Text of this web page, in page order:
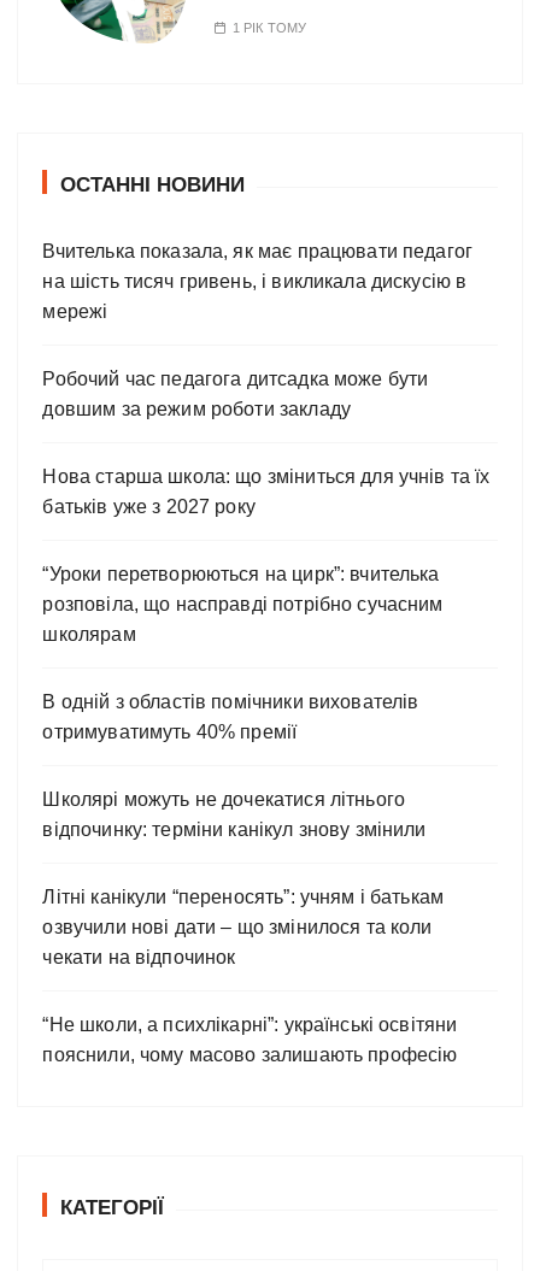
1 РІК ТОМУ
ОСТАННІ НОВИНИ
Вчителька показала, як має працювати педагог
на шість тисяч гривень, і викликала дискусію в
мережі
Робочий час педагога дитсадка може бути
довшим за режим роботи закладу
Нова старша школа: що зміниться для учнів та їх
батьків уже з 2027 року
“Уроки перетворюються на цирк”: вчителька
розповіла, що насправді потрібно сучасним
школярам
В одній з областів помічники вихователів
отримуватимуть 40% премії
Школярі можуть не дочекатися літнього
відпочинку: терміни канікул знову змінили
Літні канікули “переносять”: учням і батькам
озвучили нові дати – що змінилося та коли
чекати на відпочинок
“Не школи, а психлікарні”: українські освітяни
пояснили, чому масово залишають професію
КАТЕГОРІЇ